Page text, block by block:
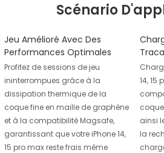
Scénario
Jeu Amélioré Avec Des
Performances Optimales
Profitez de sessions de jeu
ininterrompues grâce à la
dissipation thermique de la
coque fine en maille de graphène
et à la compatibilité Magsafe,
garantissant que votre iPhone 14,
15 pro max reste frais même
14,
ainsi
la